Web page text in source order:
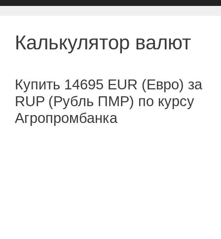
Калькулятор валют
Купить 14695 EUR (Евро) за
RUP (Рубль ПМР) по курсу
Агропромбанка